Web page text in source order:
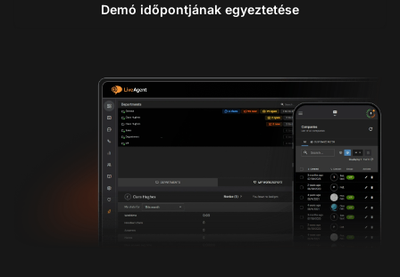
Demó időpontjának egyeztetése